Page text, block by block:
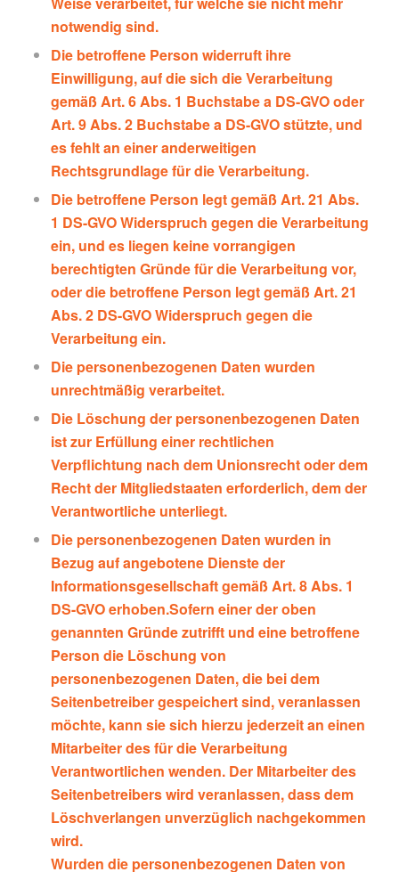
notwendig sind.
Die betroffene Person widerruft ihre
Einwilligung, auf die sich die Verarbeitung
gemäß Art. 6 Abs. 1 Buchstabe a DS-GVO oder
Art. 9 Abs. 2 Buchstabe a DS-GVO stützte, und
es fehlt an einer anderweitigen
Rechtsgrundlage für die Verarbeitung.
Die betroffene Person legt gemäß Art. 21 Abs.
1 DS-GVO Widerspruch gegen die Verarbeitung
ein, und es liegen keine vorrangigen
berechtigten Gründe für die Verarbeitung vor,
oder die betroffene Person legt gemäß Art. 21
Abs. 2 DS-GVO Widerspruch gegen die
Verarbeitung ein.
Die personenbezogenen Daten wurden
unrechtmäßig verarbeitet.
Die Löschung der personenbezogenen Daten
ist zur Erfüllung einer rechtlichen
Verpflichtung nach dem Unionsrecht oder dem
Recht der Mitgliedstaaten erforderlich, dem der
Verantwortliche unterliegt.
Die personenbezogenen Daten wurden in
Bezug auf angebotene Dienste der
Informationsgesellschaft gemäß Art. 8 Abs. 1
DS-GVO erhoben.Sofern einer der oben
genannten Gründe zutrifft und eine betroffene
Person die Löschung von
personenbezogenen Daten, die bei dem
Seitenbetreiber gespeichert sind, veranlassen
möchte, kann sie sich hierzu jederzeit an einen
Mitarbeiter des für die Verarbeitung
Verantwortlichen wenden. Der Mitarbeiter des
Seitenbetreibers wird veranlassen, dass dem
Löschverlangen unverzüglich nachgekommen
wird.
Wurden die personenbezogenen Daten von